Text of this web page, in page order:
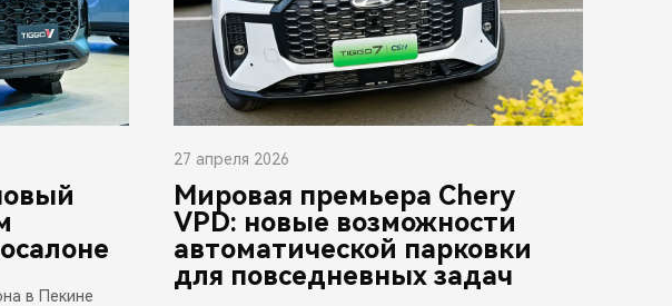
в Пекине
27 апреля 2026
Мировая премьера Chery
VPD: новые возможности
автоматической парковки
для повседневных задач